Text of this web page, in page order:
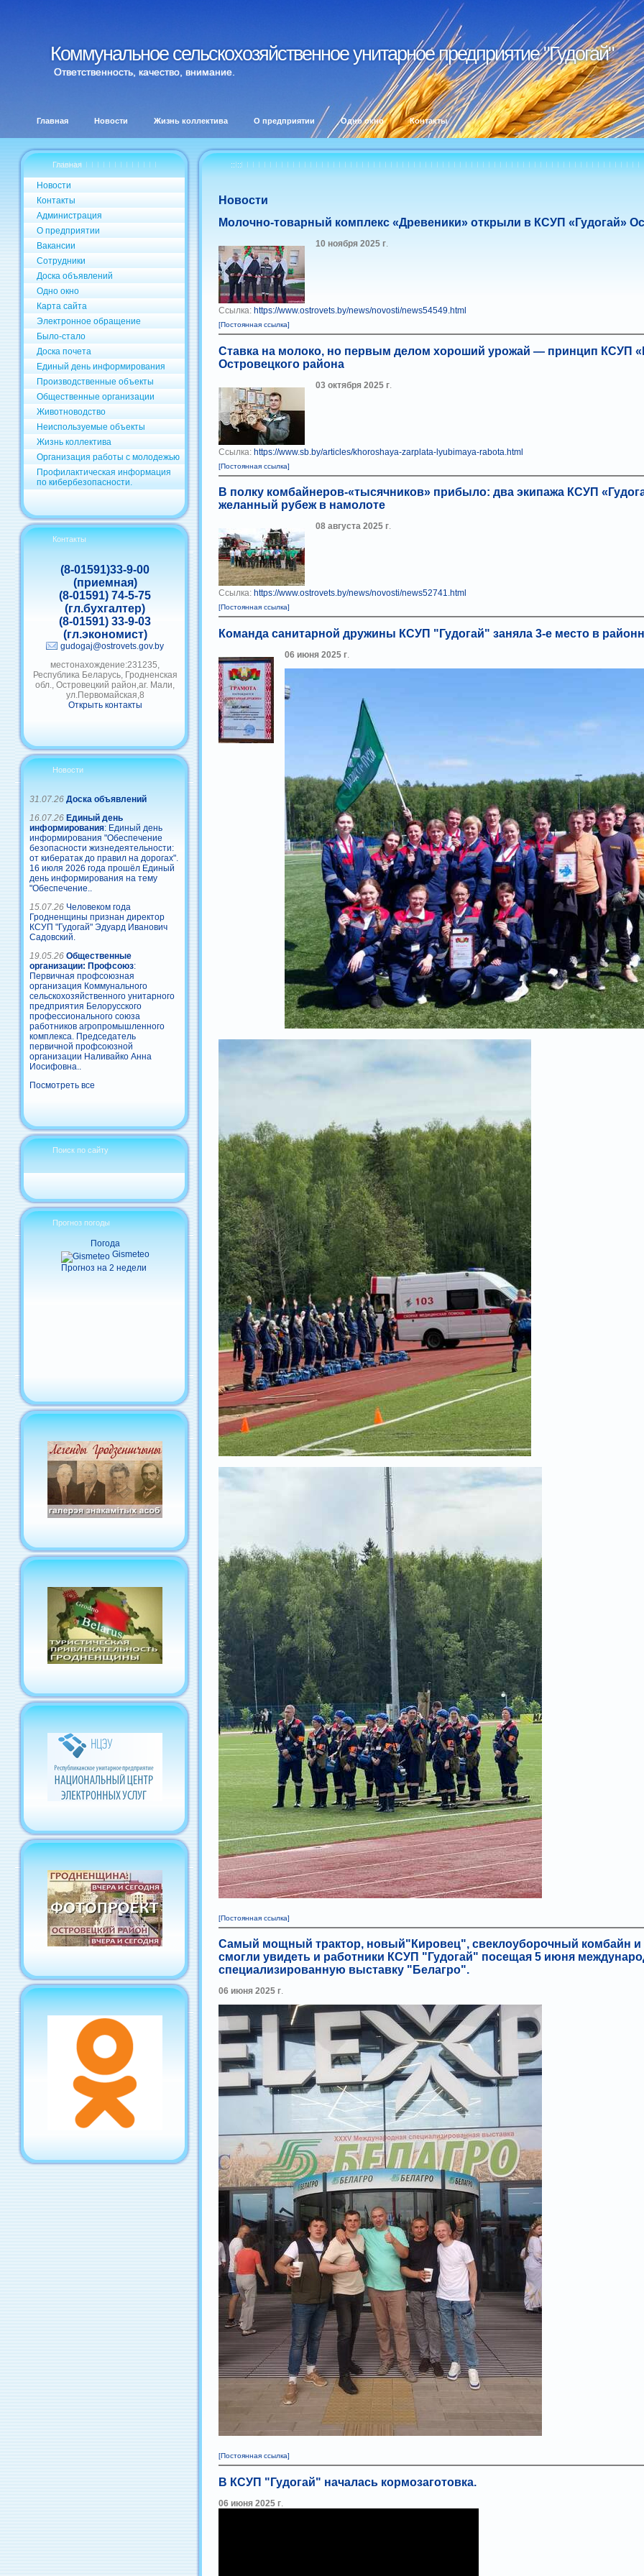
Коммунальное сельскохозяйственное унитарное предприятие "Гудогай"
Коммунальное сельскохозяйственное унитарное предприятие "Гудогай"
Ответственность, качество, внимание.
Главная Новости Жизнь коллектива О предприятии Одно окно Контакты
Главная
Новости
Контакты
Администрация
О предприятии
Вакансии
Сотрудники
Доска объявлений
Одно окно
Карта сайта
Электронное обращение
Было-стало
Доска почета
Единый день информирования
Производственные объекты
Общественные организации
Животноводство
Неиспользуемые объекты
Жизнь коллектива
Организация работы с молодежью
Профилактическая информация
по кибербезопасности.
Контакты
(8-01591)33-9-00
(приемная)
(8-01591) 74-5-75
(гл.бухгалтер)
(8-01591) 33-9-03
(гл.экономист)
gudogaj@ostrovets.gov.by
местонахождение:231235,
Республика Беларусь, Гродненская
обл., Островецкий район,аг. Мали,
ул.Первомайская,8
Открыть контакты
Новости
31.07.26 Доска объявлений
16.07.26 Единый день
информирования: Единый день
информирования "Обеспечение
безопасности жизнедеятельности:
от кибератак до правил на дорогах".
16 июля 2026 года прошёл Единый
день информирования на тему
"Обеспечение..
15.07.26 Человеком года
Гродненщины признан директор
КСУП "Гудогай" Эдуард Иванович
Садовский.
19.05.26 Общественные
организации: Профсоюз:
Первичная профсоюзная
организация Коммунального
сельскохозяйственного унитарного
предприятия Белорусского
профессионального союза
работников агропромышленного
комплекса. Председатель
первичной профсоюзной
организации Наливайко Анна
Иосифовна..
Посмотреть все
Поиск по сайту
Прогноз погоды
Погода
Gismeteo
Прогноз на 2 недели
:: ::
Новости
Молочно-товарный комплекс «Древеники» открыли в КСУП «Гудогай»
10 ноября 2025 г.
Ссылка: https://www.ostrovets.by/news/novosti/news54549.html
[Постоянная ссылка]
Ставка на молоко, но первым делом хороший урожай — принцип КСУП
Островецкого района
03 октября 2025 г
Ссылка: https://www.sb.by/articles/khoroshaya-zarplata-lyubimaya-rabota.html
[Постоянная ссылка]
В полку комбайнеров-«тысячников» прибыло: два экипажа КСУП
желанный рубеж в намолоте
08 августа 2025 г.
Ссылка: https://www.ostrovets.by/news/novosti/news52741.html
[Постоянная ссылка]
Команда санитарной дружины КСУП "Гудогай" заняла 3-е место в
06 июня 2025 г.
[Постоянная ссылка]
Самый мощный трактор, новый"Кировец", свеклоуборочный комбайн и
смогли увидеть и работники КСУП "Гудогай" посещая 5 июня
специализированную выставку "Белагро".
06 июня 2025 г.
[Постоянная ссылка]
В КСУП "Гудогай" началась кормозаготовка.
06 июня 2025 г.